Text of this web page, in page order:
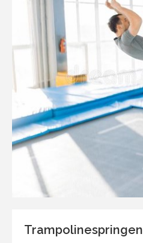
Trampolinespringen